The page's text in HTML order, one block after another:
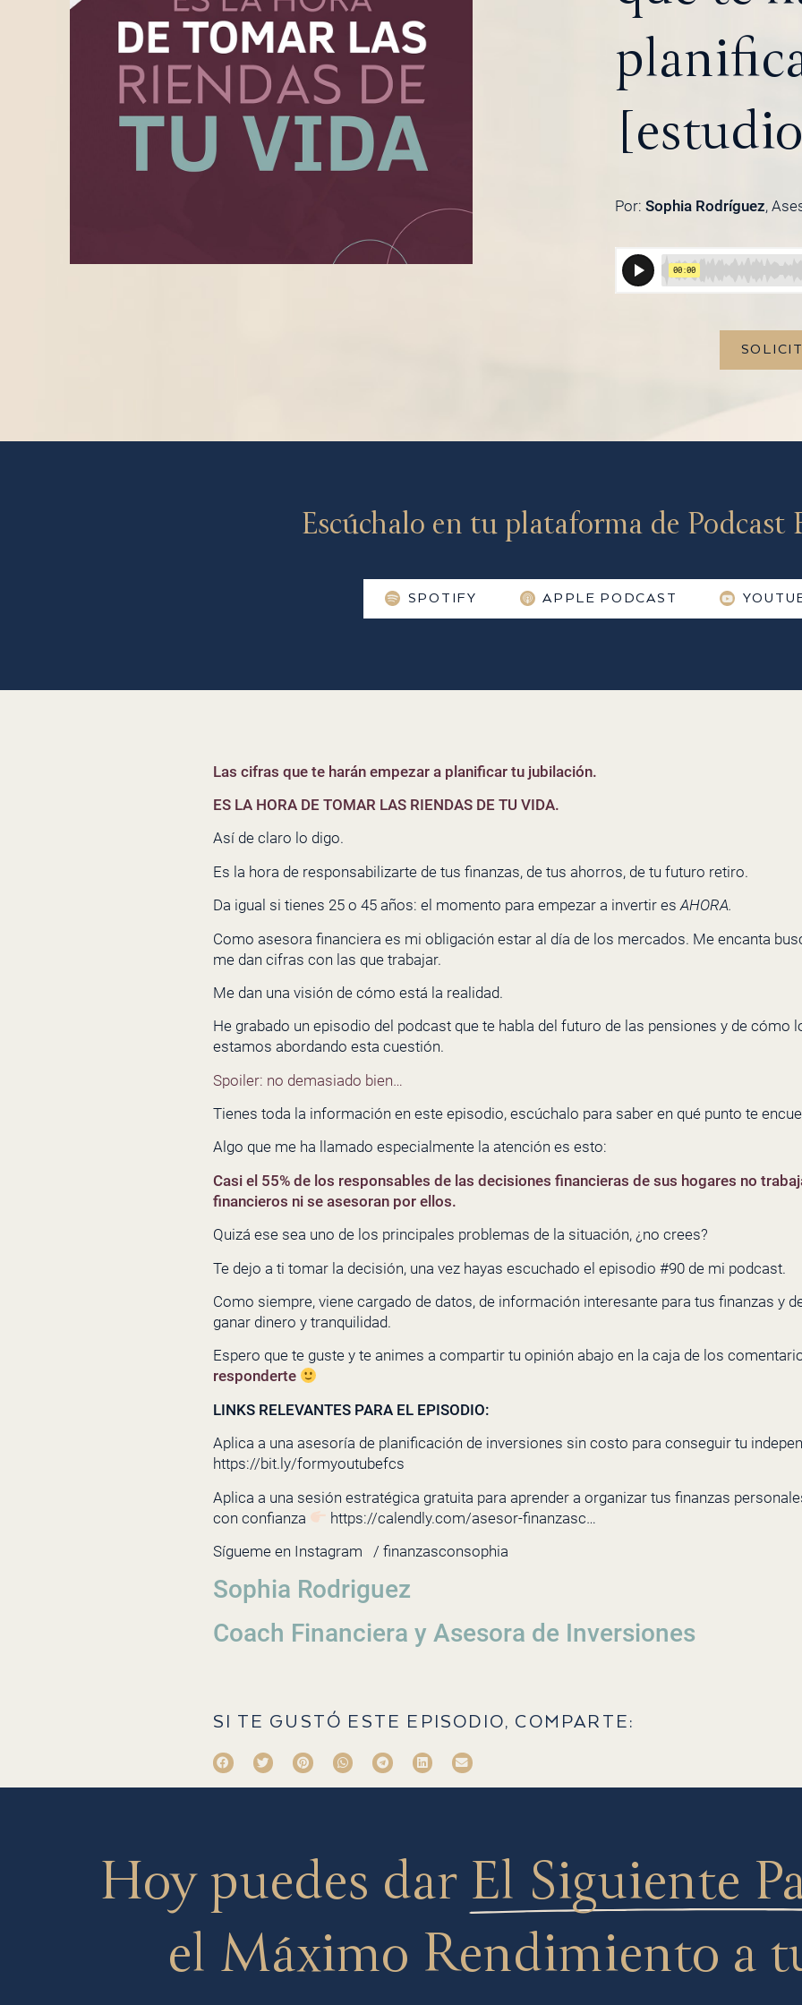
Por: Sophia Rodríguez,
Escúchalo en tu plataforma de Podcast
SPOTIFY APPLE PODCAST
Las cifras que te harán empezar a planificar tu jubilación.
ES LA HORA DE TOMAR LAS RIENDAS DE TU VIDA.
Así de claro lo digo.
Es la hora de responsabilizarte de tus finanzas, de tus ahorros, de tu futuro retiro.
Da igual si tienes 25 o 45 años: el momento para empezar a invertir esAHORA.
Como asesora financiera es mi obligación estar al día de los mercados. Me encanta
me dan cifras con las que trabajar.
Me dan una visión de cómo está la realidad.
He grabado un episodio del podcast que te habla del futuro de las pensiones y de cómo
estamos abordando esta cuestión.
Spoiler: no demasiado bien…
Tienes toda la información en este episodio, escúchalo para saber en qué punto te
Algo que me ha llamado especialmente la atención es esto:
Casi el 55% de los responsables de las decisiones financieras de sus hogares no
financieros ni se asesoran por ellos.
Quizá ese sea uno de los principales problemas de la situación, ¿no crees?
Te dejo a ti tomar la decisión, una vez hayas escuchado el episodio #90 de mi podcast.
Como siempre, viene cargado de datos, de información interesante para tus finanzas y
ganar dinero y tranquilidad.
Espero que te guste y te animes a compartir tu opinión abajo en la caja de los
responderte
LINKS RELEVANTES PARA EL EPISODIO:
Aplica a una asesoría de planificación de inversiones sin costo para conseguir tu
https://bit.ly/formyoutubefcs
Aplica a una sesión estratégica gratuita para aprender a organizar tus finanzas
con confianza
https://calendly.com/asesor-finanzasc…
Sígueme en Instagram
/ finanzasconsophia
Sophia Rodriguez
Coach Financiera y Asesora de Inversiones
SI TE GUSTÓ ESTE EPISODIO, COMPARTE:
Hoy puedes dar El Siguiente
el Máximo Rendimiento a